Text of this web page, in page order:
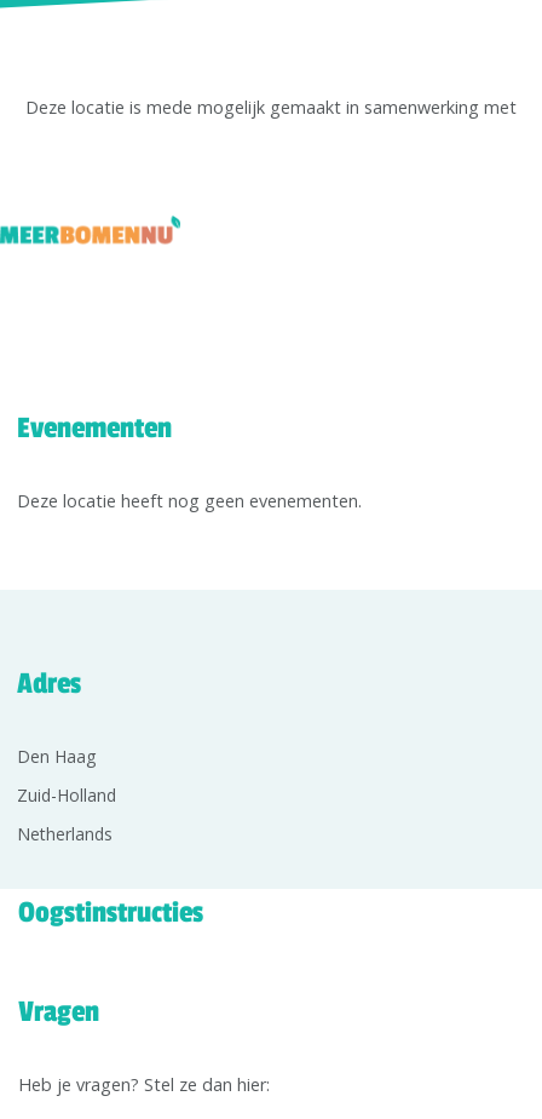
Deze locatie is mede mogelijk gemaakt in samenwerking met
Evenementen
Deze locatie heeft nog geen evenementen.
Adres
Den Haag
Zuid-Holland
Netherlands
Oogstinstructies
Vragen
Heb je vragen? Stel ze dan hier: